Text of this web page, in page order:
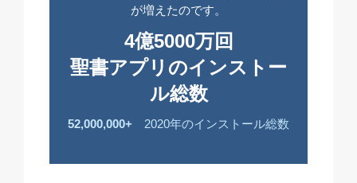
が増えたのです。
4億5000万回
聖書アプリのインストー
ル総数
52,000,000+ 2020年のインストール総数